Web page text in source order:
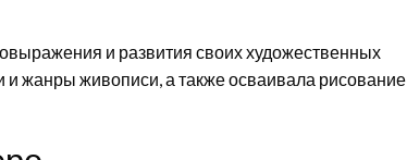
и развития своих художественных
и жанры живописи, а также осваивала рисование